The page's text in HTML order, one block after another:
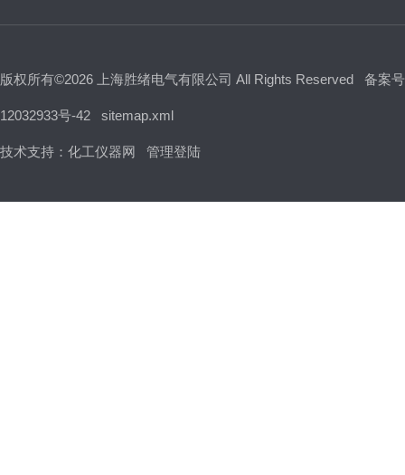
版权所有©2026 上海胜绪电气有限公司 All Rights Reserved 备案
12032933号-42 sitemap.xml
技术支持： 化工仪器网 管理登陆